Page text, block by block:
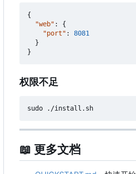
{
"web" :
{
"port" :
8081
}
}
权限不足
📖 更多文档